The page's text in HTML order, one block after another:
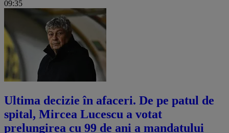
09:35
Ultima decizie în afaceri. De pe patul de
spital, Mircea Lucescu a votat
prelungirea cu 99 de ani a mandatului